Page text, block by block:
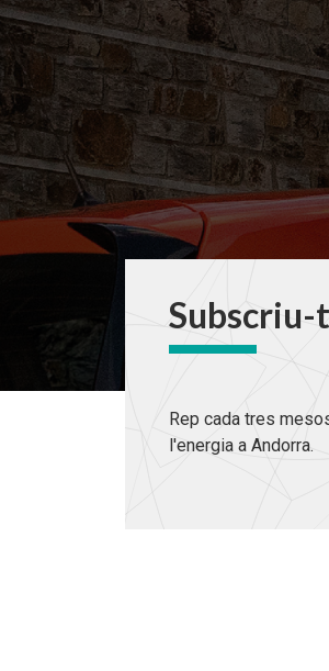
Subscriu-
Rep cada tres
l'energia a Andorra.